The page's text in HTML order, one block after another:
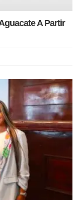
A Partir